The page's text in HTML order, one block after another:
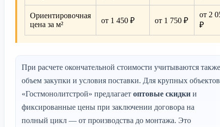
Ориентировочная
цена за м²
от 1 450 ₽ от 1 750 ₽
от 2
₽
При расчете окончательной стоимости учитываются также
объем закупки и условия поставки. Для крупных объектов
«Гостмонолитстрой» предлагает оптовые скидки и
фиксированные цены при заключении договора на
полный цикл — от производства до монтажа. Это